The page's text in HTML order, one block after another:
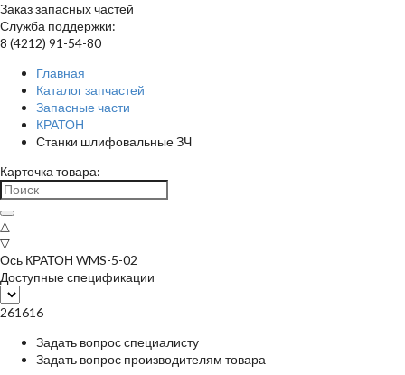
Заказ запасных частей
Служба поддержки:
8 (4212) 91-54-80
Главная
Каталог запчастей
Запасные части
КРАТОН
Станки шлифовальные ЗЧ
Карточка товара:
△
▽
Ось КРАТОН WMS-5-02
Доступные спецификации
261616
Задать вопрос специалисту
Задать вопрос производителям товара